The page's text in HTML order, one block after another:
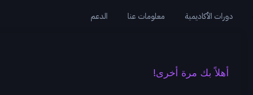
دورات الأكاديمية معلومات عنا الدعم
أهلاً بك مرة أخرى!